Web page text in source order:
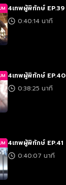
4เทพผู้พิทักษ์ EP.39
0:40:14 นาที
4เทพผู้พิทักษ์ EP.40
0:38:25 นาที
4เทพผู้พิทักษ์ EP.41
0:40:07 นาที